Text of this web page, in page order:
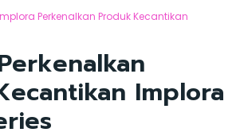
Perkenalkan Produk Kecantikan
Implora